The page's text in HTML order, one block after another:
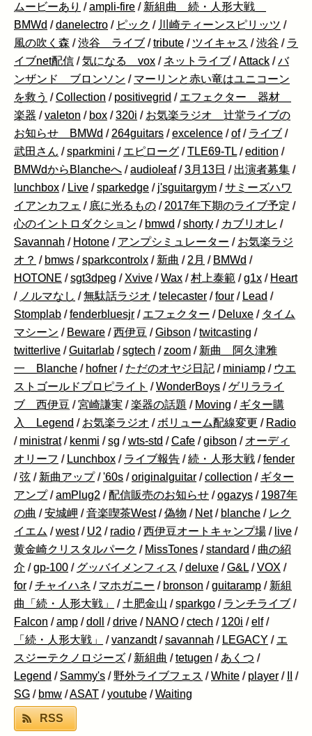
ムービーあり /ampli-fire / 新組曲 続・人形大戦
BMWd /danelectro / ピック / 川崎ティーンスピリッツ /
風の吹く森 /渋谷 ライブ /tribute / ツイキャス /渋谷 / ラ
イブnet配信 /気になる vox / ネットライブ /Attack /バ
ンザンド ブロンソン / マーリンと赤い竜はユニコーン
を救う /Collection / positivegrid / エフェクター 器材
楽器 /valeton / box /320i / お気楽ラジオ 辻堂ライブの
お知らせ BMWd / 264guitars /excelence /of / ライブ /
武田さん /sparkmini / エピローグ /TLE69-TL /edition /
BMWdからBlancheへ /audioleaf /3月13日 / 出演者募集 /
lunchbox / Live /sparkedge / j'sguitargym /サミーズハワ
イアンカフェ / 底に光るもの / 2017年下期のライブ予定 /
心のイントロダクション / bmwd /shorty / カブリオレ /
Savannah / Hotone / アンプシミュレーター / お気楽ラジ
オ？ / bmws /sparkcontrolx / 新曲 / 2月 / BMWd /
HOTONE /sgt3dpeg / Xvive /Wax /村上泰範 /g1x / Heart
/ ノルマなし /無駄話ラジオ /telecaster /four / Lead /
Stomplab /fenderbluesjr / エフェクター / Deluxe / タイム
マシーン / Beware /西伊豆 /Gibson /twitcasting /
twitterlive /Guitarlab /sgtech /zoom / 新曲 阿久津雅
一 Blanche / hofner / ただのオヤジ日記 / miniamp / ウエ
ストゴールドプロピライト /WonderBoys /ゲリラライ
ブ 西伊豆 /宮崎謙実 /楽器の話題 / Moving / ギター購
入 Legend / お気楽ラジオ / ボリューム配線変更 / Radio
/ ministrat / kenmi /sg /wts-std /Cafe /gibson / オーディ
オリーフ / Lunchbox / ライブ報告 /続・人形大戦 /fender
/弦 / 新曲アップ /'60s /originalguitar /collection / ギター
アンプ /amPlug2 /配信販売のお知らせ /ogazys / 1987年
の曲 /安城岬 /音楽喫茶West /偽物 / Net / blanche / レク
イエム /west / U2 / radio /西伊豆オートキャンプ場 / live /
黄金崎クリスタルパーク / MissTones /standard / 曲の紹
介 /gp-100 / グッバイメンフィス /deluxe /G&L /VOX /
for /チャイハネ / マホガニー / bronson /guitaramp / 新組
曲「続・人形大戦」
/ 土肥金山 /sparkgo / ランチライブ /
Falcon /amp /doll /drive / NANO /ctech / 120i /elf /
「続・人形大戦」
/vanzandt /savannah / LEGACY / エ
スジーテクノロジーズ / 新組曲 /tetugen / あくつ /
Legend /Sammy's / 野外ライブフェス /White / player /
/
SG / bmw /ASAT /youtube /Waiting
RSS